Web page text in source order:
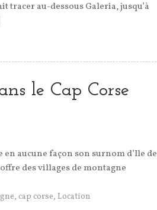
tracer au-dessous Galeria, jusqu’à
le Cap Corse
aucune façon son surnom d’Ile de
des villages de montagne
, cap corse, Location